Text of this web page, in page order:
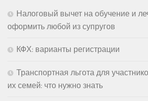
Налоговый вычет на обучение и
оформить любой из супругов
КФХ: варианты регистрации
Транспортная льгота для
их семей: что нужно знать